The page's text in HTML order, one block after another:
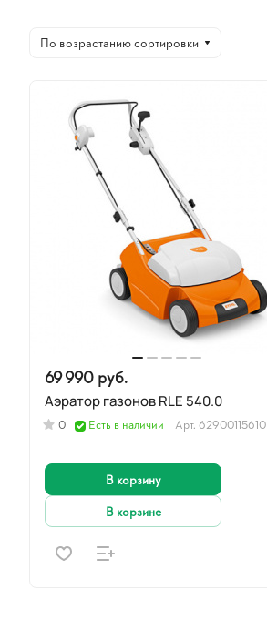
По возрастанию сортировки
69 990 руб.
Аэратор газонов RLЕ 540.0
0 Есть в наличии Арт. 62900115610
В корзину
В корзине